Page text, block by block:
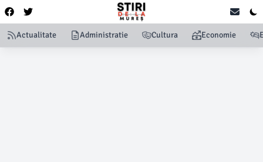
Actualitate Administratie Cultura Economie